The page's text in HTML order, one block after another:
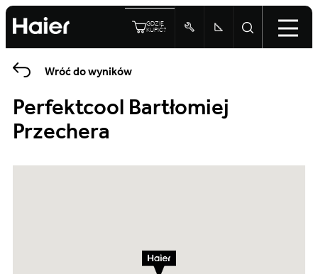
GDZIE
KUPIĆ?
Wróć do wyników
Perfektcool Bartłomiej
Przechera